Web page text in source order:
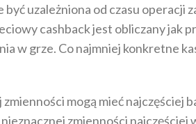
być uzależniona od czasu
cashback jest obliczany
w grze. Co najmniej konkretne
mogą mieć
zmienności najczęściej